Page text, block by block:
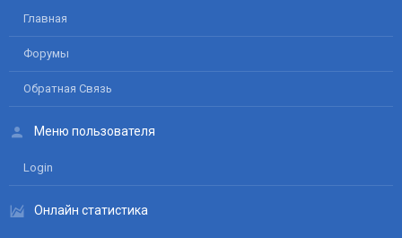
Главная
Форумы
Обратная Связь
Меню пользователя
Login
Онлайн статистика